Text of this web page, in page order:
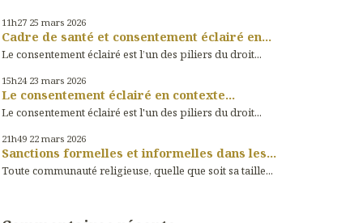
11h27 25 mars 2026
Cadre de santé et consentement éclairé en...
Le consentement éclairé est l’un des piliers du droit...
15h24 23 mars 2026
Le consentement éclairé en contexte...
Le consentement éclairé est l'un des piliers du droit...
21h49 22 mars 2026
Sanctions formelles et informelles dans les...
Toute communauté religieuse, quelle que soit sa taille...